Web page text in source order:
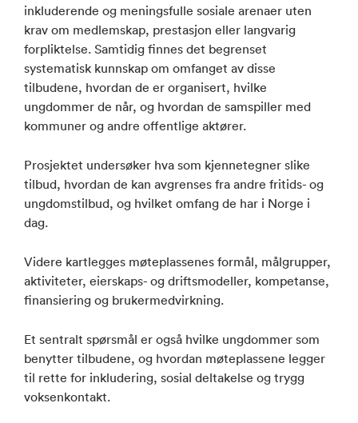
inkluderende og meningsfulle sosiale arenaer uten
krav om medlemskap, prestasjon eller langvarig
forpliktelse. Samtidig finnes det begrenset
systematisk kunnskap om omfanget av disse
tilbudene, hvordan de er organisert, hvilke
ungdommer de når, og hvordan de samspiller med
kommuner og andre offentlige aktører.
Prosjektet undersøker hva som kjennetegner slike
tilbud, hvordan de kan avgrenses fra andre fritids- og
ungdomstilbud, og hvilket omfang de har i Norge i
dag.
Videre kartlegges møteplassenes formål, målgrupper,
aktiviteter, eierskaps- og driftsmodeller, kompetanse,
finansiering og brukermedvirkning.
Et sentralt spørsmål er også hvilke ungdommer som
benytter tilbudene, og hvordan møteplassene legger
til rette for inkludering, sosial deltakelse og trygg
voksenkontakt.